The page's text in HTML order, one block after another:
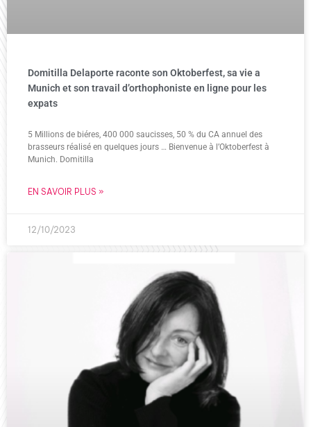
Domitilla Delaporte raconte son Oktoberfest, sa vie a
Munich et son travail d’orthophoniste en ligne pour les
expats
5 Millions de biéres, 400 000 saucisses, 50 % du CA annuel des
brasseurs réalisé en quelques jours … Bienvenue à l’Oktoberfest à
Munich. Domitilla
EN SAVOIR PLUS »
12/10/2023